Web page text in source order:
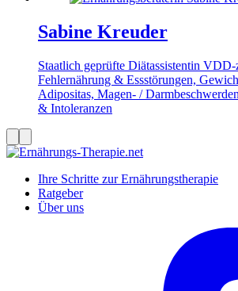
Sabine Kreuder
Staatlich geprüfte Diätassistentin VDD-
Fehlernährung & Essstörungen,
Adipositas, Magen- /
& Intoleranzen
Ihre Schritte zur Ernährungstherapie
Ratgeber
Über uns